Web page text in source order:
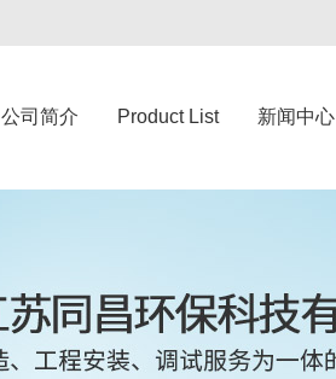
公司简介 Product List 新闻中心